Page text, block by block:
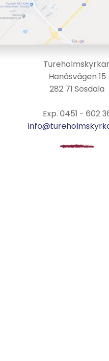
Hanåsvägen 15
282 71 Sösdala
Exp. 0451 - 602